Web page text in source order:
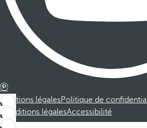
Mentions légalesPolitique de
Conditions légalesAccessibilité